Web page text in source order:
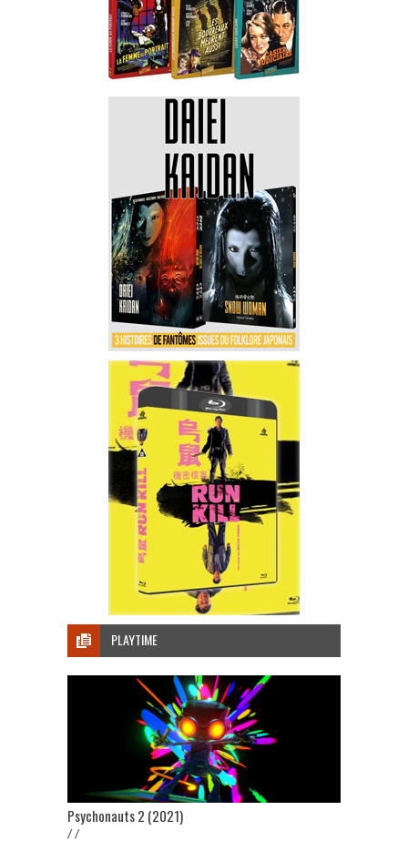
PLAYTIME
Psychonauts 2 (2021)
/ /